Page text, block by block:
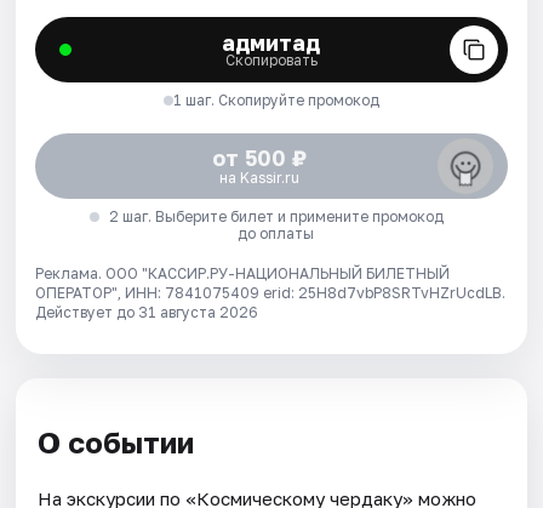
адмитад
Скопировать
1 шаг. Скопируйте промокод
от 500 ₽
на Kassir.ru
2 шаг. Выберите билет и примените промокод
до оплаты
Реклама. ООО "КАССИР.РУ-НАЦИОНАЛЬНЫЙ БИЛЕТНЫЙ
ОПЕРАТОР", ИНН: 7841075409 erid: 25H8d7vbP8SRTvHZrUcdLB.
Действует до 31 августа 2026
О событии
На экскурсии по «Космическому чердаку» можно